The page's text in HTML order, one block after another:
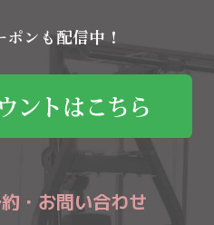
ンも配信中！
・お問い合わせ